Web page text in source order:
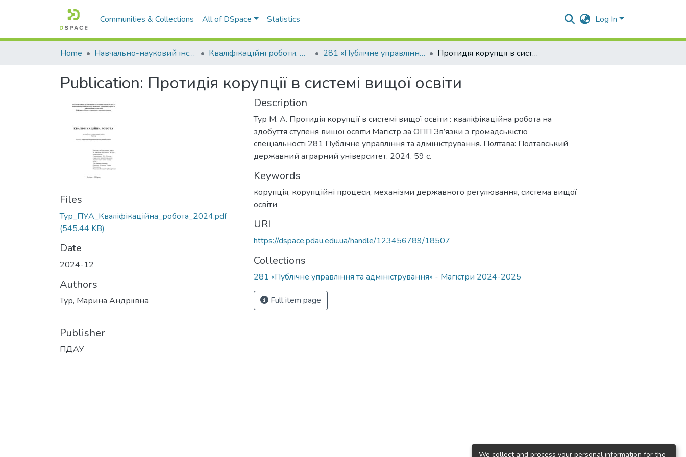
Communities & Collections All of DSpace Statistics Log In
Home Навчально-науковий інститут економіки, управління, права та інформаційних технологій Кваліфікаційні роботи. ННІ економіки, управління, права та ІТ 281 «Публічне управління та адміністрування» - Магістри 2024-2025 Протидія корупції в системі вищої освіти
Publication: Протидія корупції в системі вищої освіти
Files
Тур_ПУА_Кваліфікаційна_робота_2024.pdf
(545.44 KB)
Date
2024-12
Authors
Тур, Марина Андріївна
Publisher
ПДАУ
Description
Тур М. А. Протидія корупції в системі вищої освіти : кваліфікаційна робота на
здобуття ступеня вищої освіти Магістр за ОПП Зв’язки з громадськістю
спеціальності 281 Публічне управління та адміністрування. Полтава: Полтавський
державний аграрний університет. 2024. 59 с.
Keywords
корупція, корупційні процеси, механізми державного регулювання, система вищої
освіти
URI
https://dspace.pdau.edu.ua/handle/123456789/18507
Collections
281 «Публічне управління та адміністрування» - Магістри 2024-2025
Full item page
We collect and process your personal information for the